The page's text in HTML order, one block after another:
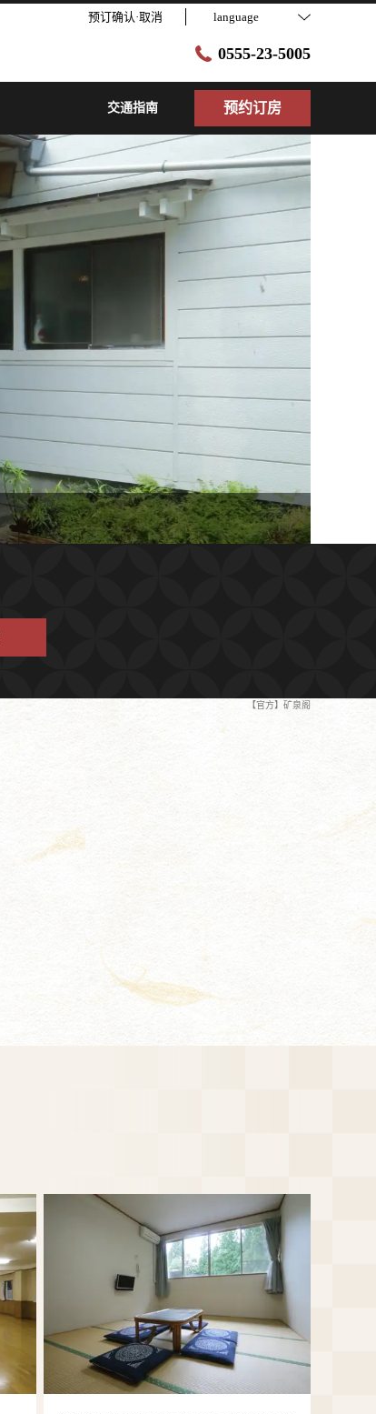
预订确认·取消 language
0555-23-5005
交通指南 预约订房
【官方】矿泉阁